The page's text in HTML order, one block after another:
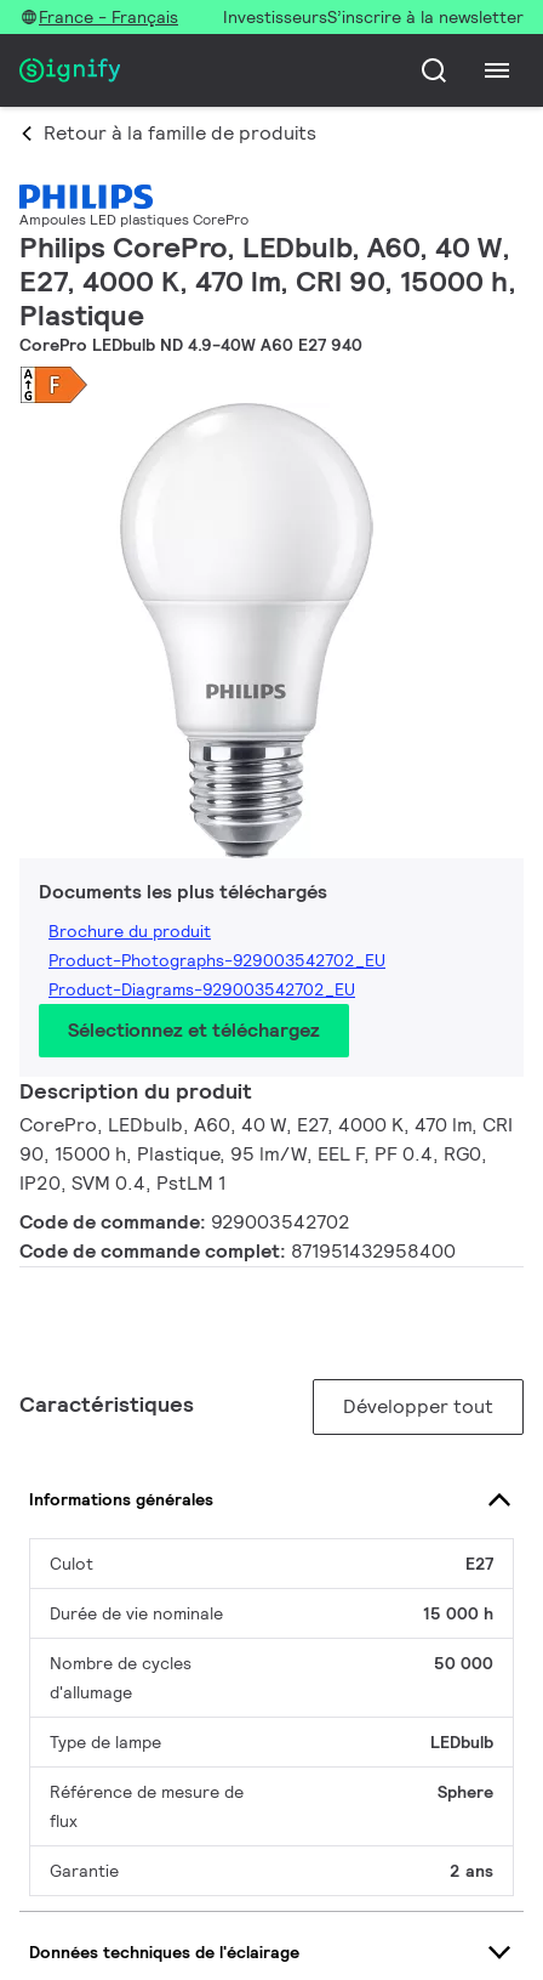
France - Français InvestisseursS’inscrire à la newsletter
Retour à la famille de produits
Ampoules LED plastiques CorePro
Philips CorePro, LEDbulb, A60, 40 W,
E27, 4000 K, 470 lm, CRI 90, 15000 h,
Plastique
CorePro LEDbulb ND 4.9-40W A60 E27 940
Documents les plus téléchargés
Brochure du produit
Product-Photographs-929003542702_EU
Product-Diagrams-929003542702_EU
Sélectionnez et téléchargez
Description du produit
CorePro, LEDbulb, A60, 40 W, E27, 4000 K, 470 lm, CRI
90, 15000 h, Plastique, 95 lm/W, EEL F, PF 0.4, RG0,
IP20, SVM 0.4, PstLM 1
Code de commande: 929003542702
Code de commande complet: 871951432958400
Caractéristiques Développer tout
Informations générales
Culot E27
Durée de vie nominale 15 000 h
Nombre de cycles
d'allumage
50 000
Type de lampe LEDbulb
Référence de mesure de
flux
Sphere
Garantie 2 ans
Données techniques de l'éclairage